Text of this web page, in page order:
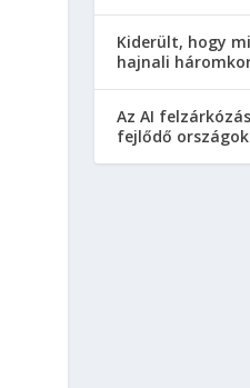
Kiderült, hogy
hajnali
Az AI
fejlődő